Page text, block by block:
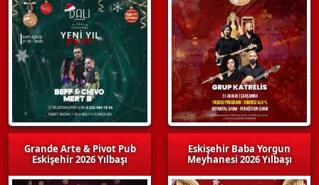
Grande Arte & Pivot Pub
Eskişehir 2026 Yılbaşı
Eskişehir Baba Yorgun
Meyhanesi 2026 Yılbaşı